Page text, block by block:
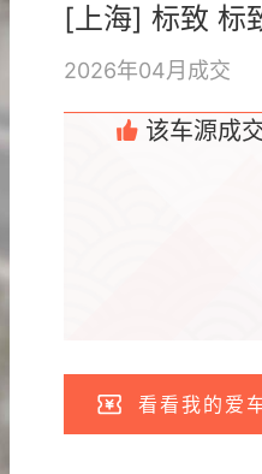
[上海] 标致 标
2026年04月成交
该车源成
看看我的爱